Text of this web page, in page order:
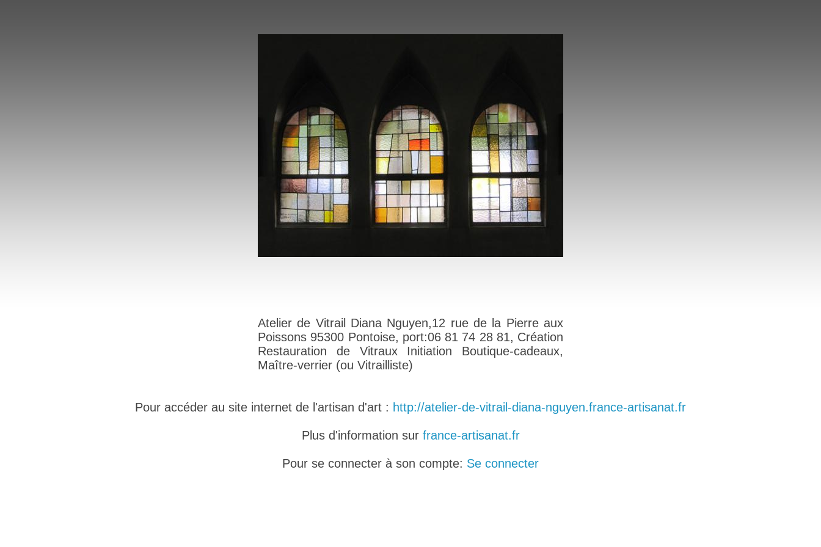
Atelier de Vitrail Diana Nguyen,12 rue de la Pierre aux
Poissons 95300 Pontoise, port:06 81 74 28 81, Création
Restauration de Vitraux Initiation Boutique-cadeaux,
Maître-verrier (ou Vitrailliste)
Pour accéder au site internet de l'artisan d'art : http://atelier-de-vitrail-diana-nguyen.france-artisanat.fr
Plus d'information sur france-artisanat.fr
Pour se connecter à son compte: Se connecter